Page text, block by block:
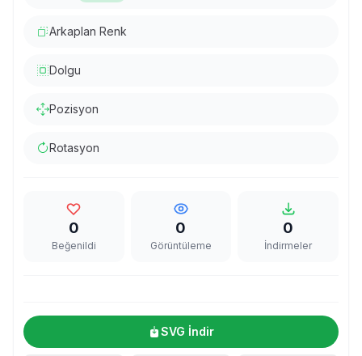
Arkaplan Renk
Dolgu
Pozisyon
Rotasyon
0
Beğenildi
0
Görüntüleme
0
İndirmeler
SVG İndir